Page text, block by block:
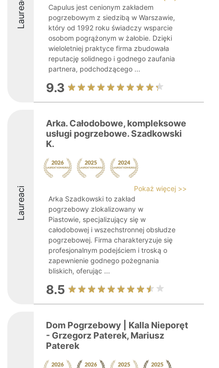
Laureaci
Capulus jest cenionym zakładem
pogrzebowym z siedzibą w Warszawie,
który od 1992 roku świadczy wsparcie
osobom pogrążonym w żałobie. Dzięki
wieloletniej praktyce firma zbudowała
reputację solidnego i godnego zaufania
partnera, podchodzącego ...
9.3
Laureaci
Arka. Całodobowe, kompleksowe
usługi pogrzebowe. Szadkowski
K.
Pokaż więcej >>
Arka Szadkowski to zakład
pogrzebowy zlokalizowany w
Piastowie, specjalizujący się w
całodobowej i wszechstronnej obsłudze
pogrzebowej. Firma charakteryzuje się
profesjonalnym podejściem i troską o
zapewnienie godnego pożegnania
bliskich, oferując ...
8.5
Dom Pogrzebowy | Kalla Nieporęt
- Grzegorz Paterek, Mariusz
Paterek